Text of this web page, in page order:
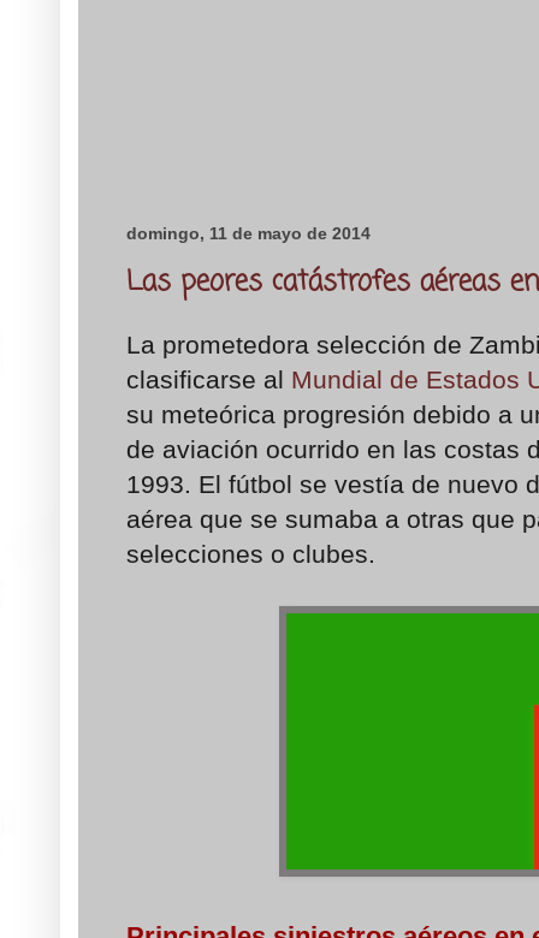
domingo, 11 de mayo de 2014
Las peores catástrofes aéreas
La prometedora selección de
clasificarse al Mundial de Estados
su meteórica progresión debido a
de aviación ocurrido en las costas
1993. El fútbol se vestía de nuevo
aérea que se sumaba a otras que
selecciones o clubes.